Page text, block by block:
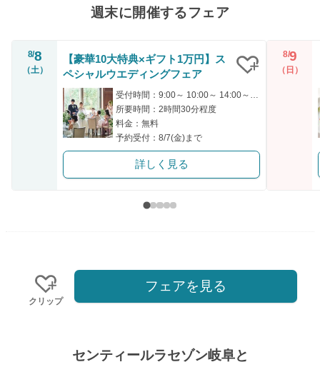
週末に開催するフェア
8/8
（土）
【豪華10大特典×ギフト1万円】ス
ペシャルウエディングフェア
受付時間：9:00～ 10:00～ 14:00～ 16:00～ 18:00～
所要時間：2時間30分程度
料金：無料
予約受付：8/7(金)まで
詳しく見る
8/9
（日）
クリップ
フェアを見る
センティールラセゾン岐阜と